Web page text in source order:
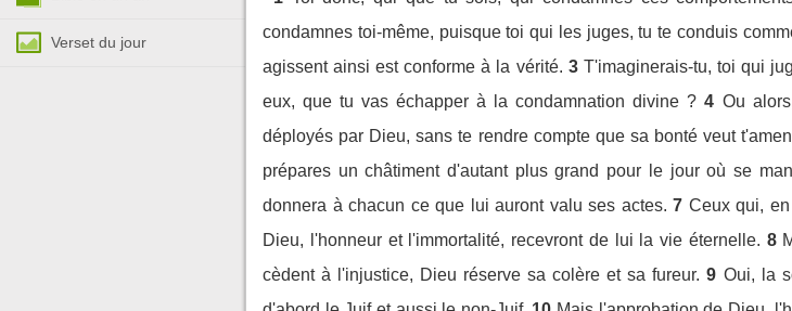
Verset du jour
condamnes toi-même, puisque toi qui les juges, tu te conduis
agissent ainsi est conforme à la vérité. 3 T'imaginerais-tu, toi qui
eux, que tu vas échapper à la condamnation divine ? 4 Ou
déployés par Dieu, sans te rendre compte que sa bonté veut
prépares un châtiment d'autant plus grand pour le jour où se
donnera à chacun ce que lui auront valu ses actes. 7 Ceux qui,
Dieu, l'honneur et l'immortalité, recevront de lui la vie éternelle. 8
cèdent à l'injustice, Dieu réserve sa colère et sa fureur. 9 Oui, la